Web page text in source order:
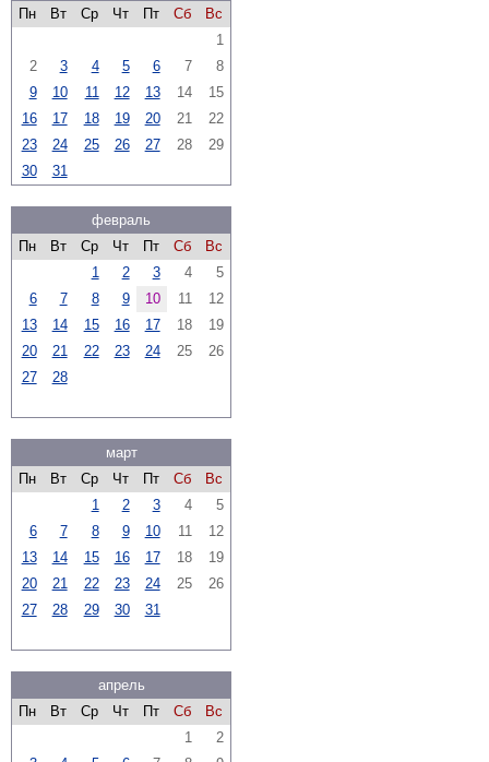
Пн
Вт Ср Чт Пт Сб
Вс
1
2
3 4 5 6 7
8
9
10 11 12 13 14
15
16
17 18 19 20 21
22
23
24 25 26 27 28
29
30
31
февраль
Пн
Вт Ср Чт Пт Сб
Вс
1
2 3 4
5
6
7 8 9 10 11
12
13
14 15 16 17 18
19
20
21 22 23 24 25
26
27
28
март
Пн
Вт Ср Чт Пт Сб
Вс
1
2 3 4
5
6
7 8 9 10 11
12
13
14 15 16 17 18
19
20
21 22 23 24 25
26
27
28 29 30 31
апрель
Пн
Вт Ср Чт Пт Сб
Вс
1
2